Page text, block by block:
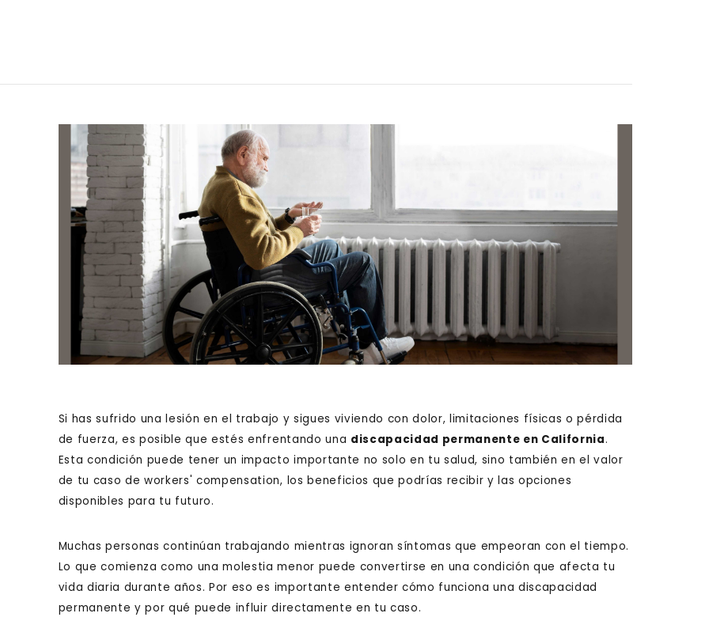
Si has sufrido una lesión en el trabajo y sigues viviendo con dolor, limitaciones físicas o pérdida
de fuerza, es posible que estés enfrentando una discapacidad permanente en California.
Esta condición puede tener un impacto importante no solo en tu salud, sino también en el valor
de tu caso de workers' compensation, los beneficios que podrías recibir y las opciones
disponibles para tu futuro.
Muchas personas continúan trabajando mientras ignoran síntomas que empeoran con el tiempo.
Lo que comienza como una molestia menor puede convertirse en una condición que afecta tu
vida diaria durante años. Por eso es importante entender cómo funciona una discapacidad
permanente y por qué puede influir directamente en tu caso.